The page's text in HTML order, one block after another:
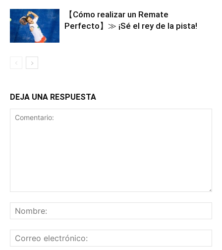
【Cómo realizar un Remate
Perfecto】≫ ¡Sé el rey de la pista!
DEJA UNA RESPUESTA